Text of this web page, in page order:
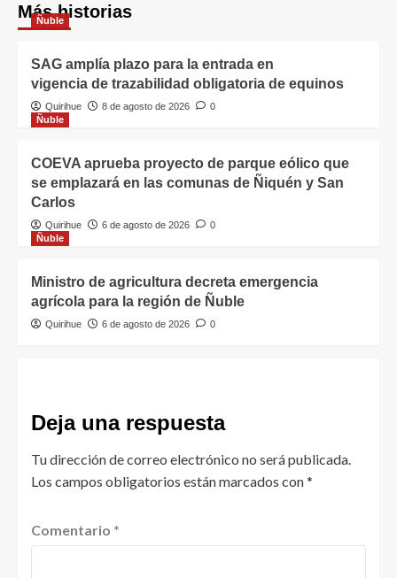
Más historias
Ñuble
SAG amplía plazo para la entrada en
vigencia de trazabilidad obligatoria de equinos
Quirihue 8 de agosto de 2026
0
Ñuble
COEVA aprueba proyecto de parque eólico que
se emplazará en las comunas de Ñiquén y San
Carlos
Quirihue 6 de agosto de 2026
0
Ñuble
Ministro de agricultura decreta emergencia
agrícola para la región de Ñuble
Quirihue 6 de agosto de 2026 0
Deja una respuesta
Tu dirección de correo electrónico no será publicada.
Los campos obligatorios están marcados con*
Comentario *